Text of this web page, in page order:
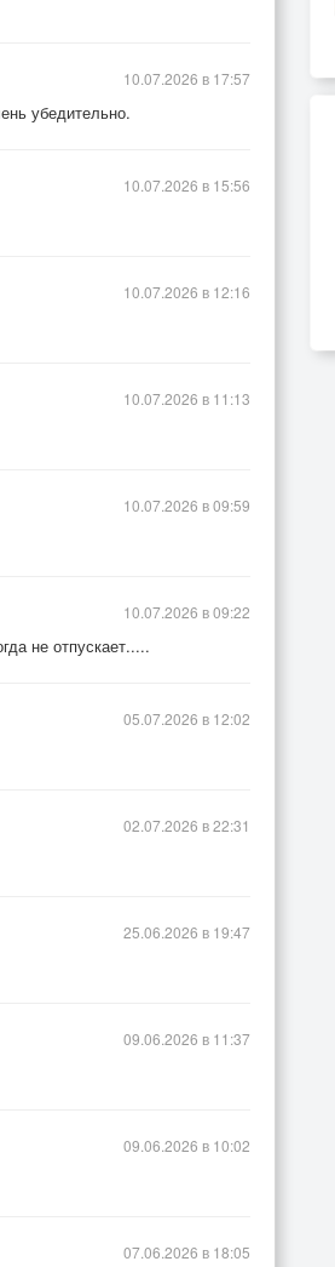
убедительно.
10.07.2026 в 17:57
10.07.2026 в 15:56
10.07.2026 в 12:16
10.07.2026 в 11:13
10.07.2026 в 09:59
не отпускает.....
10.07.2026 в 09:22
05.07.2026 в 12:02
02.07.2026 в 22:31
25.06.2026 в 19:47
09.06.2026 в 11:37
09.06.2026 в 10:02
07.06.2026 в 18:05